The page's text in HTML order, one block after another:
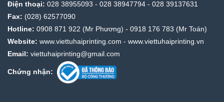
Điện thoại: 028 38955093 - 028 38947794 - 028 39137631
Fax: (028) 62577090
Hotline: 0908 871 922 (Mr Phương) - 0918 176 783 (Mr Toán)
Website: www.viettuhaiprinting.com - www.viettuhaiprinting.vn
Email: viettuhaiprinting@gmail.com
Chứng nhận: